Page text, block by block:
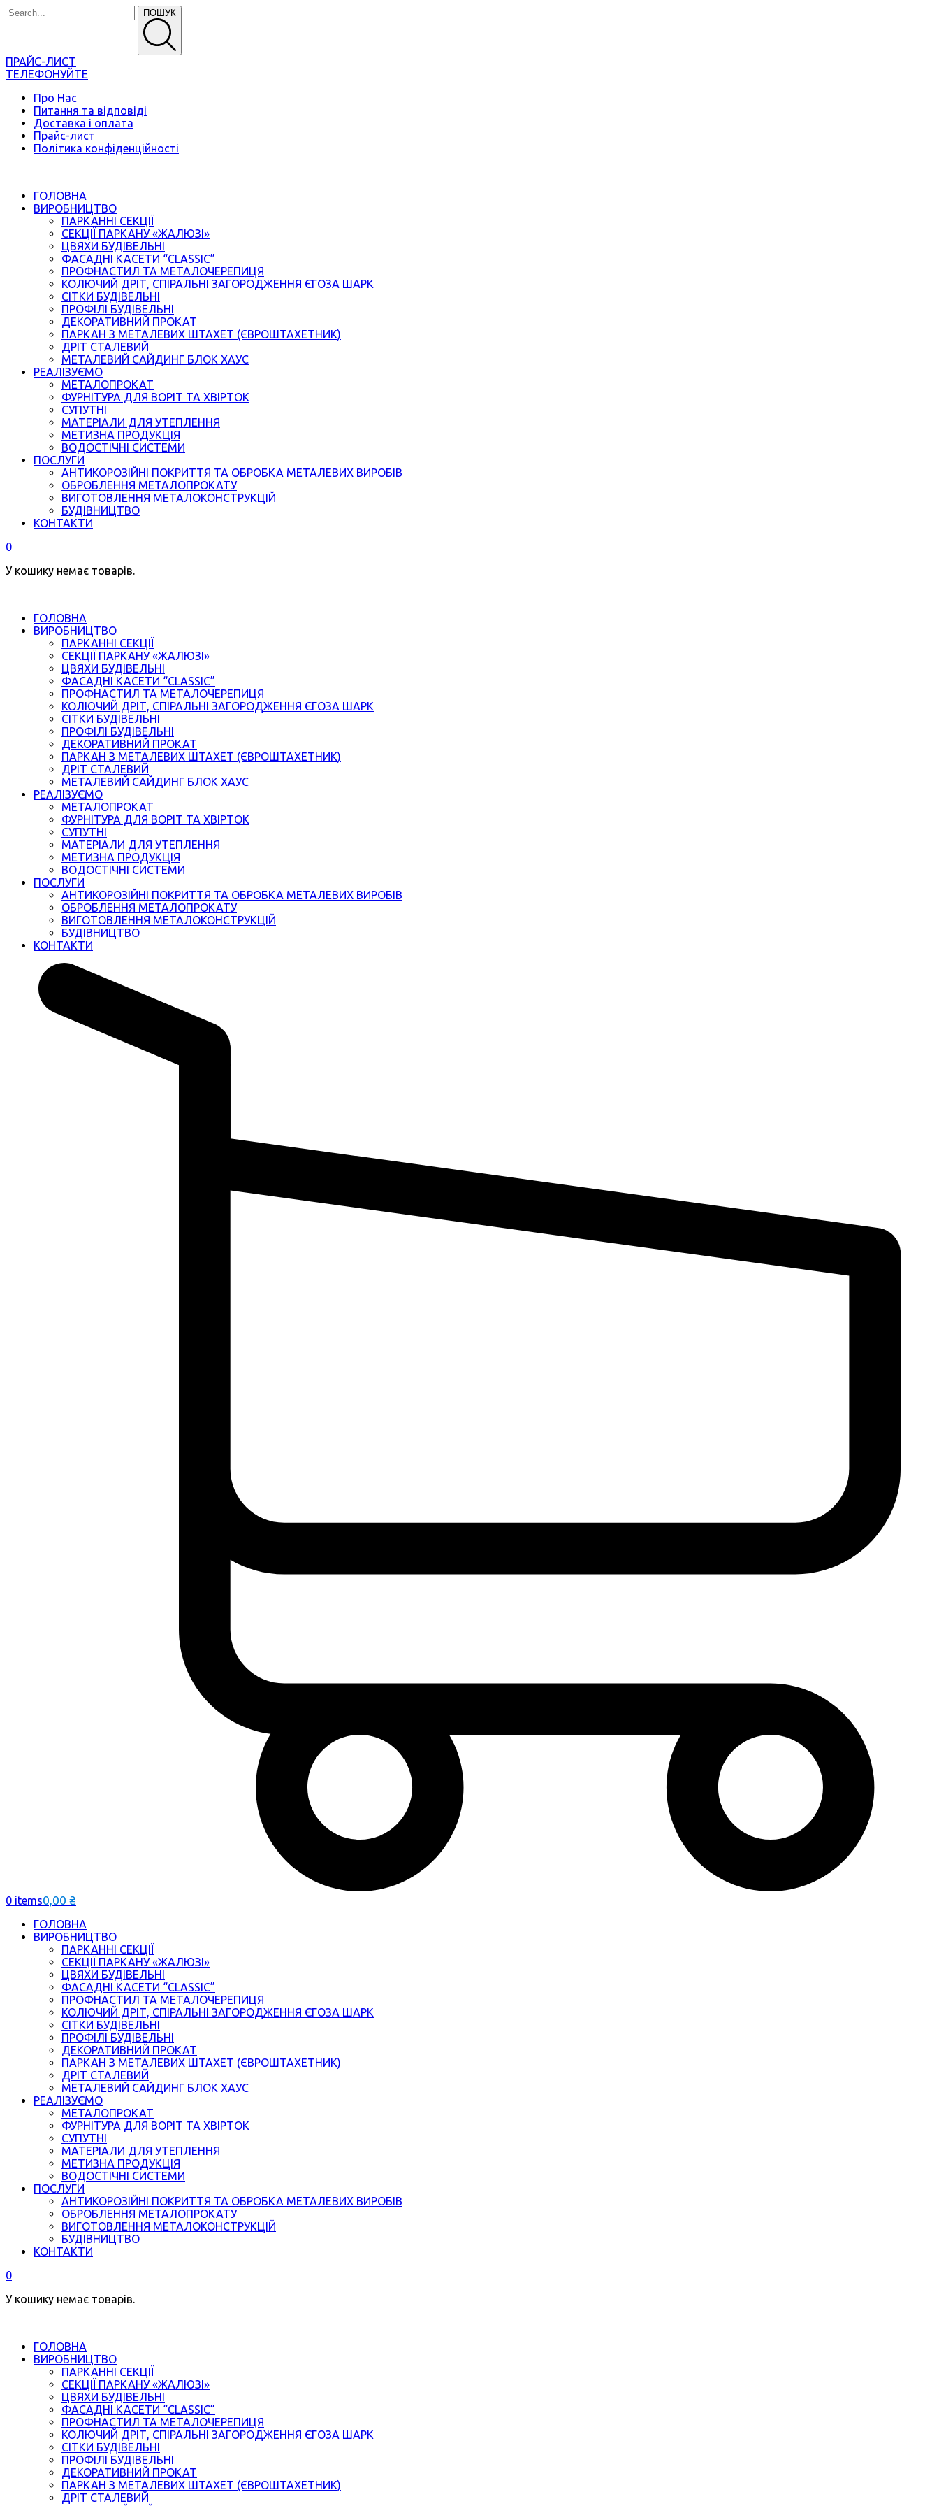
ПОШУК
ПРАЙС-ЛИСТ
ТЕЛЕФОНУЙТЕ
Про Нас
Питання та відповіді
Доставка і оплата
Прайс-лист
Політика конфіденційності
ГОЛОВНА
ВИРОБНИЦТВО
ПАРКАННІ СЕКЦІЇ
СЕКЦІЇ ПАРКАНУ «ЖАЛЮЗІ»
ЦВЯХИ БУДІВЕЛЬНІ
ФАСАДНІ КАСЕТИ “CLASSIC”
ПРОФНАСТИЛ ТА МЕТАЛОЧЕРЕПИЦЯ
КОЛЮЧИЙ ДРІТ, СПІРАЛЬНІ ЗАГОРОДЖЕННЯ ЄГОЗА ШАРК
СІТКИ БУДІВЕЛЬНІ
ПРОФІЛІ БУДІВЕЛЬНІ
ДЕКОРАТИВНИЙ ПРОКАТ
ПАРКАН З МЕТАЛЕВИХ ШТАХЕТ (ЄВРОШТАХЕТНИК)
ДРІТ СТАЛЕВИЙ
МЕТАЛЕВИЙ САЙДИНГ БЛОК ХАУС
РЕАЛІЗУЄМО
МЕТАЛОПРОКАТ
ФУРНІТУРА ДЛЯ ВОРІТ ТА ХВІРТОК
СУПУТНІ
МАТЕРІАЛИ ДЛЯ УТЕПЛЕННЯ
МЕТИЗНА ПРОДУКЦІЯ
ВОДОСТІЧНІ СИСТЕМИ
ПОСЛУГИ
АНТИКОРОЗІЙНІ ПОКРИТТЯ ТА ОБРОБКА МЕТАЛЕВИХ ВИРОБІВ
ОБРОБЛЕННЯ МЕТАЛОПРОКАТУ
ВИГОТОВЛЕННЯ МЕТАЛОКОНСТРУКЦІЙ
БУДІВНИЦТВО
КОНТАКТИ
0
У кошику немає товарів.
ГОЛОВНА
ВИРОБНИЦТВО
ПАРКАННІ СЕКЦІЇ
СЕКЦІЇ ПАРКАНУ «ЖАЛЮЗІ»
ЦВЯХИ БУДІВЕЛЬНІ
ФАСАДНІ КАСЕТИ “CLASSIC”
ПРОФНАСТИЛ ТА МЕТАЛОЧЕРЕПИЦЯ
КОЛЮЧИЙ ДРІТ, СПІРАЛЬНІ ЗАГОРОДЖЕННЯ ЄГОЗА ШАРК
СІТКИ БУДІВЕЛЬНІ
ПРОФІЛІ БУДІВЕЛЬНІ
ДЕКОРАТИВНИЙ ПРОКАТ
ПАРКАН З МЕТАЛЕВИХ ШТАХЕТ (ЄВРОШТАХЕТНИК)
ДРІТ СТАЛЕВИЙ
МЕТАЛЕВИЙ САЙДИНГ БЛОК ХАУС
РЕАЛІЗУЄМО
МЕТАЛОПРОКАТ
ФУРНІТУРА ДЛЯ ВОРІТ ТА ХВІРТОК
СУПУТНІ
МАТЕРІАЛИ ДЛЯ УТЕПЛЕННЯ
МЕТИЗНА ПРОДУКЦІЯ
ВОДОСТІЧНІ СИСТЕМИ
ПОСЛУГИ
АНТИКОРОЗІЙНІ ПОКРИТТЯ ТА ОБРОБКА МЕТАЛЕВИХ ВИРОБІВ
ОБРОБЛЕННЯ МЕТАЛОПРОКАТУ
ВИГОТОВЛЕННЯ МЕТАЛОКОНСТРУКЦІЙ
БУДІВНИЦТВО
КОНТАКТИ
0 items0,00 ₴
ГОЛОВНА
ВИРОБНИЦТВО
ПАРКАННІ СЕКЦІЇ
СЕКЦІЇ ПАРКАНУ «ЖАЛЮЗІ»
ЦВЯХИ БУДІВЕЛЬНІ
ФАСАДНІ КАСЕТИ “CLASSIC”
ПРОФНАСТИЛ ТА МЕТАЛОЧЕРЕПИЦЯ
КОЛЮЧИЙ ДРІТ, СПІРАЛЬНІ ЗАГОРОДЖЕННЯ ЄГОЗА ШАРК
СІТКИ БУДІВЕЛЬНІ
ПРОФІЛІ БУДІВЕЛЬНІ
ДЕКОРАТИВНИЙ ПРОКАТ
ПАРКАН З МЕТАЛЕВИХ ШТАХЕТ (ЄВРОШТАХЕТНИК)
ДРІТ СТАЛЕВИЙ
МЕТАЛЕВИЙ САЙДИНГ БЛОК ХАУС
РЕАЛІЗУЄМО
МЕТАЛОПРОКАТ
ФУРНІТУРА ДЛЯ ВОРІТ ТА ХВІРТОК
СУПУТНІ
МАТЕРІАЛИ ДЛЯ УТЕПЛЕННЯ
МЕТИЗНА ПРОДУКЦІЯ
ВОДОСТІЧНІ СИСТЕМИ
ПОСЛУГИ
АНТИКОРОЗІЙНІ ПОКРИТТЯ ТА ОБРОБКА МЕТАЛЕВИХ ВИРОБІВ
ОБРОБЛЕННЯ МЕТАЛОПРОКАТУ
ВИГОТОВЛЕННЯ МЕТАЛОКОНСТРУКЦІЙ
БУДІВНИЦТВО
КОНТАКТИ
0
У кошику немає товарів.
ГОЛОВНА
ВИРОБНИЦТВО
ПАРКАННІ СЕКЦІЇ
СЕКЦІЇ ПАРКАНУ «ЖАЛЮЗІ»
ЦВЯХИ БУДІВЕЛЬНІ
ФАСАДНІ КАСЕТИ “CLASSIC”
ПРОФНАСТИЛ ТА МЕТАЛОЧЕРЕПИЦЯ
КОЛЮЧИЙ ДРІТ, СПІРАЛЬНІ ЗАГОРОДЖЕННЯ ЄГОЗА ШАРК
СІТКИ БУДІВЕЛЬНІ
ПРОФІЛІ БУДІВЕЛЬНІ
ДЕКОРАТИВНИЙ ПРОКАТ
ПАРКАН З МЕТАЛЕВИХ ШТАХЕТ (ЄВРОШТАХЕТНИК)
ДРІТ СТАЛЕВИЙ